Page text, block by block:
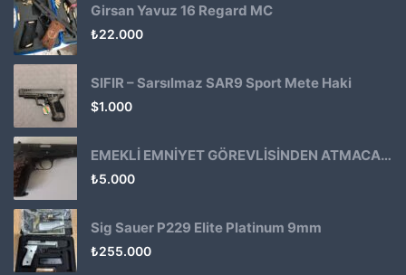
Girsan Yavuz 16 Regard MC
₺22.000
SIFIR – Sarsılmaz SAR9 Sport Mete Haki
$1.000
EMEKLİ EMNİYET GÖREVLİSİNDEN ATMACA 53 KLASİK14
₺5.000
Sig Sauer P229 Elite Platinum 9mm
₺255.000